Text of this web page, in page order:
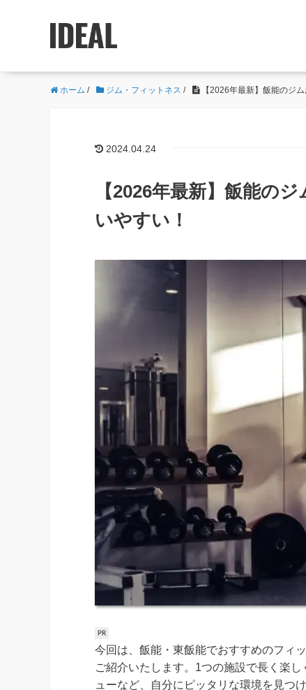
ホーム / ジム・フィットネス / 【2026年最新】飯能のジ
2024.04.24
【2026年最新】飯能の
いやすい！
今回は、飯能・東飯能でおすすめのフィ
ご紹介いたします。1つの施設で長く楽
ューなど、自分にピッタリな環境を見つ